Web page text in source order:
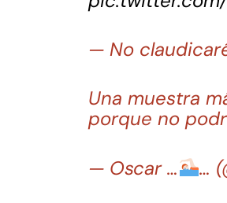
— No
Una muestra
porque no
— Oscar … …